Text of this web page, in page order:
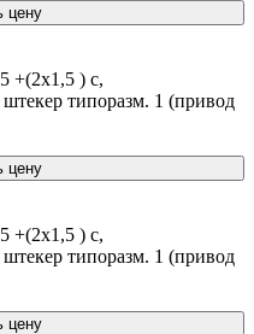
цену
+(2x1,5 ) c,
типоразм. 1 (привод
цену
+(2x1,5 ) c,
типоразм. 1 (привод
цену